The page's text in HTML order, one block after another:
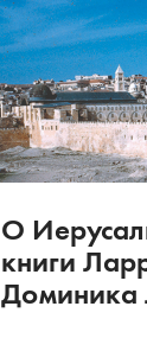
О
книги
Доминика